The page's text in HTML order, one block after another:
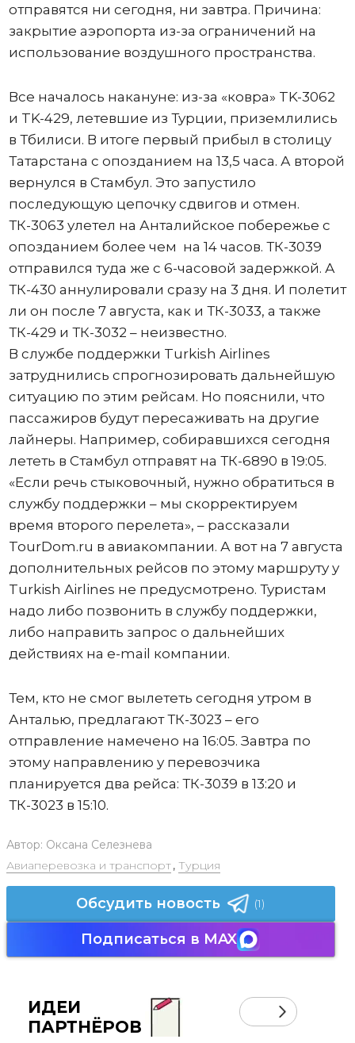
отправятся ни сегодня, ни завтра. Причина:
закрытие аэропорта из-за ограничений на
использование воздушного пространства.
Все началось накануне: из-за «ковра» TK-3062
и TK-429, летевшие из Турции, приземлились
в Тбилиси. В итоге первый прибыл в столицу
Татарстана с опозданием на 13,5 часа. А второй
вернулся в Стамбул. Это запустило
последующую цепочку сдвигов и отмен.
ТК-3063 улетел на Анталийское побережье с
опозданием более чем на 14 часов. ТК-3039
отправился туда же с 6-часовой задержкой. А
ТК-430 аннулировали сразу на 3 дня. И полетит
ли он после 7 августа, как и ТК-3033, а также
ТК-429 и ТК-3032 – неизвестно.
В службе поддержки Turkish Airlines
затруднились спрогнозировать дальнейшую
ситуацию по этим рейсам. Но пояснили, что
пассажиров будут пересаживать на другие
лайнеры. Например, собиравшихся сегодня
лететь в Стамбул отправят на ТК-6890 в 19:05.
«Если речь стыковочный, нужно обратиться в
службу поддержки – мы скорректируем
время второго перелета», – рассказали
TourDоm.ru в авиакомпании. А вот на 7 августа
дополнительных рейсов по этому маршруту у
Turkish Airlines не предусмотрено. Туристам
надо либо позвонить в службу поддержки,
либо направить запрос о дальнейших
действиях на e-mail компании.
Тем, кто не смог вылететь сегодня утром в
Анталью, предлагают ТК-3023 – его
отправление намечено на 16:05. Завтра по
этому направлению у перевозчика
планируется два рейса: ТК-3039 в 13:20 и
ТК-3023 в 15:10.
Автор: Оксана Селезнева
Авиаперевозка и транспорт, Турция
Обсудить новость (1)
Подписаться в MAX
ИДЕИ
ПАРТНЁРОВ